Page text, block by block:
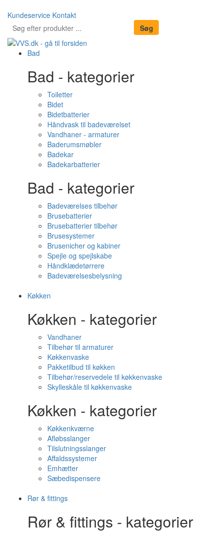
Kundeservice Kontakt
Bad
Bad - kategorier
Toiletter
Bidet
Bidetbatterier
Håndvask til badeværelset
Vandhaner - armaturer
Baderumsmøbler
Badekar
Badekarbatterier
Bad - kategorier
Badeværelses tilbehør
Brusebatterier
Brusebatterier tilbehør
Brusesystemer
Brusenicher og kabiner
Spejle og spejlskabe
Håndklædetørrere
Badeværelsesbelysning
Køkken
Køkken - kategorier
Vandhaner
Tilbehør til armaturer
Køkkenvaske
Pakketilbud til køkken
Tilbehør/reservedele til køkkenvaske
Skylleskåle til køkkenvaske
Køkken - kategorier
Køkkenkværne
Afløbsslanger
Tilslutningsslanger
Affaldssystemer
Emhætter
Sæbedispensere
Rør & fittings
Rør & fittings - kategorier